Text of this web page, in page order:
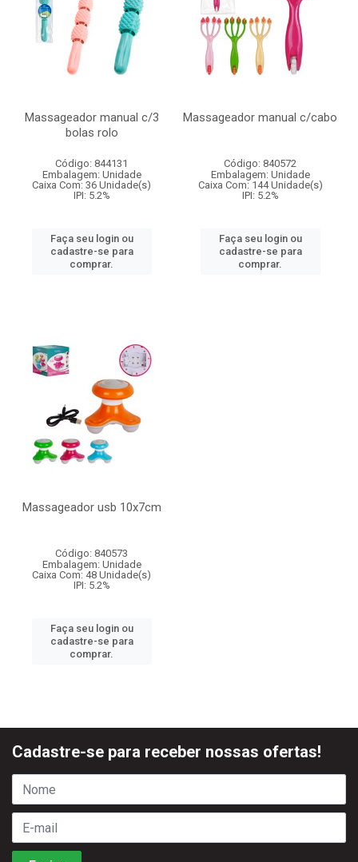
Massageador manual c/3
bolas rolo
Código: 844131
Embalagem: Unidade
Caixa Com: 36 Unidade(s)
IPI: 5.2%
Faça seu login ou
cadastre-se para
comprar.
Massageador manual c/cabo
Código: 840572
Embalagem: Unidade
Caixa Com: 144 Unidade(s)
IPI: 5.2%
Faça seu login ou
cadastre-se para
comprar.
Massageador usb 10x7cm
Código: 840573
Embalagem: Unidade
Caixa Com: 48 Unidade(s)
IPI: 5.2%
Faça seu login ou
cadastre-se para
comprar.
Cadastre-se para receber nossas ofertas!